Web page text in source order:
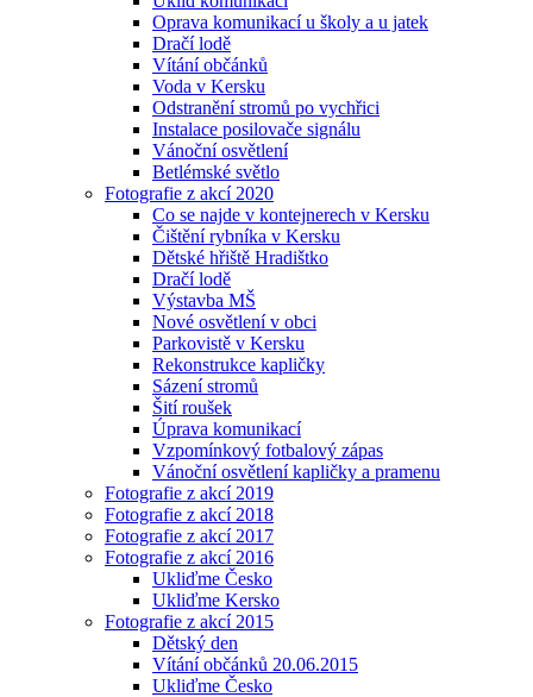
Oprava komunikací u školy a u jatek
Dračí lodě
Vítání občánků
Voda v Kersku
Odstranění stromů po vychřici
Instalace posilovače signálu
Vánoční osvětlení
Betlémské světlo
Fotografie z akcí 2020
Co se najde v kontejnerech v Kersku
Čištění rybníka v Kersku
Dětské hřiště Hradištko
Dračí lodě
Výstavba MŠ
Nové osvětlení v obci
Parkovistě v Kersku
Rekonstrukce kapličky
Sázení stromů
Šití roušek
Úprava komunikací
Vzpomínkový fotbalový zápas
Vánoční osvětlení kapličky a pramenu
Fotografie z akcí 2019
Fotografie z akcí 2018
Fotografie z akcí 2017
Fotografie z akcí 2016
Ukliďme Česko
Ukliďme Kersko
Fotografie z akcí 2015
Dětský den
Vítání občánků 20.06.2015
Ukliďme Česko